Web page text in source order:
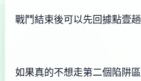
戰鬥結束後可以先回據點壹趟
如果真的不想走第二個陷阱區